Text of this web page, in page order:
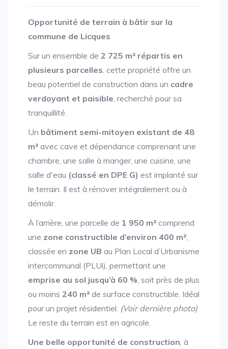
Opportunité de terrain à bâtir sur la
commune de Licques
Sur un ensemble de 2 725 m² répartis en
plusieurs parcelles, cette propriété offre un
beau potentiel de construction dans un cadre
verdoyant et paisible, recherché pour sa
tranquillité.
Un bâtiment semi-mitoyen existant de 48
m² avec cave et dépendance comprenant une
chambre, une salle à manger, une cuisine, une
salle d'eau (classé en DPE G) est implanté sur
le terrain. Il est à rénover intégralement ou à
démolir.
À l’arrière, une parcelle de 1 950 m² comprend
une zone constructible d’environ 400 m²,
classée en zone UB au Plan Local d’Urbanisme
intercommunal (PLUi), permettant une
emprise au sol jusqu’à 60 %, soit près de plus
ou moins 240 m² de surface constructible. Idéal
pour un projet résidentiel. (Voir dernière photo)
Le reste du terrain est en agricole.
Une belle opportunité de construction, à